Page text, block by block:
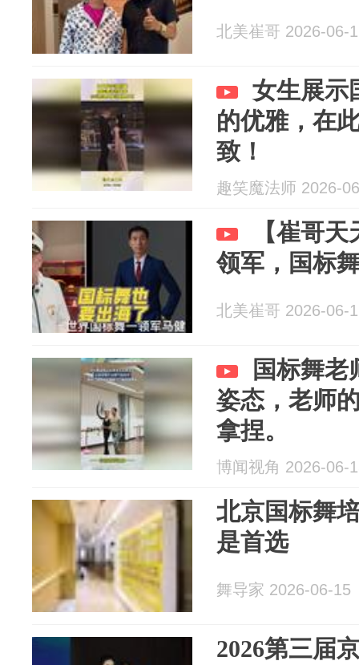
北美崔哥 2026-06-
女生展示
的优雅，在
致！
趣笑魔法师 2026-
【崔哥
领军，国标
北美崔哥 2026-06-
国标舞老
姿态，老师
拿捏。
博闻视角 2026-06-
北京国标舞
是首选
舞导家 2026-06-15
2026第三届